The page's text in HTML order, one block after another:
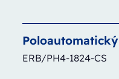
Poloautomatický
ERB/PH4-1824-CS